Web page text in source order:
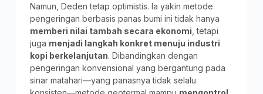
Namun, Deden tetap optimistis. Ia yakin metode
pengeringan berbasis panas bumi ini tidak hanya
memberi nilai tambah secara ekonomi , tetapi
juga menjadi langkah konkret menuju industri
kopi berkelanjutan. Dibandingkan dengan
pengeringan konvensional yang bergantung pada
sinar matahari—yang panasnya tidak selalu